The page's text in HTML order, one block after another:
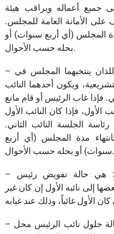
أعماله ويراقب هيئة
على الأمانة العامة للمجلس.
المجلس (أي أربع سنوات) أو
بحله حسب الأحوال.
– نائبا الرئيس: هما العضوان اللذان ينتخبهما المجلس في
ويكون أحدهما النائب
فإذا غاب الرئيس أو قام مانع
الأول، فإذا كان النائب الأول
الجلسة النائب الثاني.
مدة المجلس (أي أربع
سنوات) أو بحله حسب الأحوال.
– تفويض اختصاصات الرئيس: هي حالة تفويض رئيس
إلى نائبه الأول إن كان غير
– الحلول محل الرئيس: هي حالة حلول نائب الرئيس محل